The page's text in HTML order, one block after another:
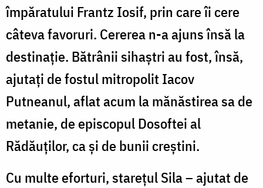
împăratului Frantz Iosif, prin care îi cere
câteva favoruri. Cererea n-a ajuns însă la
destinaţie. Bătrânii sihaștri au fost, însă,
ajutați de fostul mitropolit Iacov
Putneanul, aflat acum la mănăstirea sa de
metanie, de episcopul Dosoftei al
Rădăuților, ca și de bunii creștini.
Cu multe eforturi, stareţul Sila – ajutat de